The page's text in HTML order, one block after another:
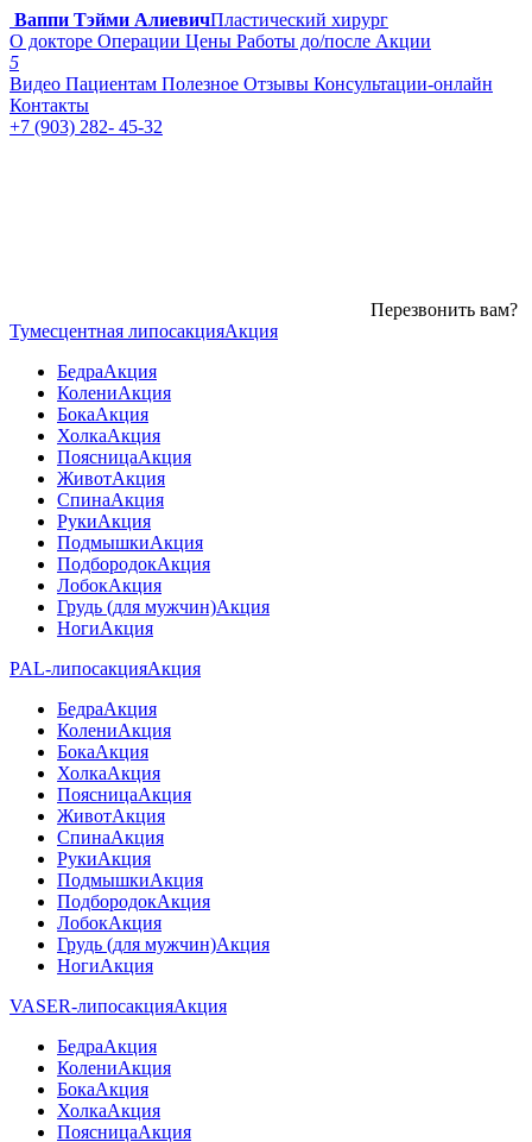
Ваппи Тэйми АлиевичПластический хирург
О докторе Операции Цены Работы до/после Акции
5
Видео Пациентам Полезное Отзывы Консультации-онлайн
Контакты
+7 (903) 282- 45-32
Перезвонить вам?
Тумесцентная липосакцияАкция
БедраАкция
КолениАкция
БокаАкция
ХолкаАкция
ПоясницаАкция
ЖивотАкция
СпинаАкция
РукиАкция
ПодмышкиАкция
ПодбородокАкция
ЛобокАкция
Грудь (для мужчин)Акция
НогиАкция
PAL-липосакцияАкция
БедраАкция
КолениАкция
БокаАкция
ХолкаАкция
ПоясницаАкция
ЖивотАкция
СпинаАкция
РукиАкция
ПодмышкиАкция
ПодбородокАкция
ЛобокАкция
Грудь (для мужчин)Акция
НогиАкция
VASER-липосакцияАкция
БедраАкция
КолениАкция
БокаАкция
ХолкаАкция
ПоясницаАкция